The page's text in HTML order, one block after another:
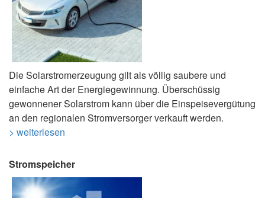
Die Solarstromerzeugung gilt als völlig saubere und
einfache Art der Energiegewinnung. Überschüssig
gewonnener Solarstrom kann über die Einspeisevergütung
an den regionalen Stromversorger verkauft werden.
> weiterlesen
Stromspeicher